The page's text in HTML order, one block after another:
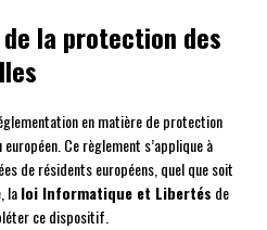
la protection des
en matière de protection
Ce règlement s’applique à
de résidents européens, quel que soit
laloi Informatique et Libertés de
ce dispositif.